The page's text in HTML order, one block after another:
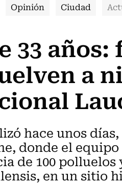
Opinión Ciudad
33
a
hace unos
donde el
de 100 polluelos
en un sitio